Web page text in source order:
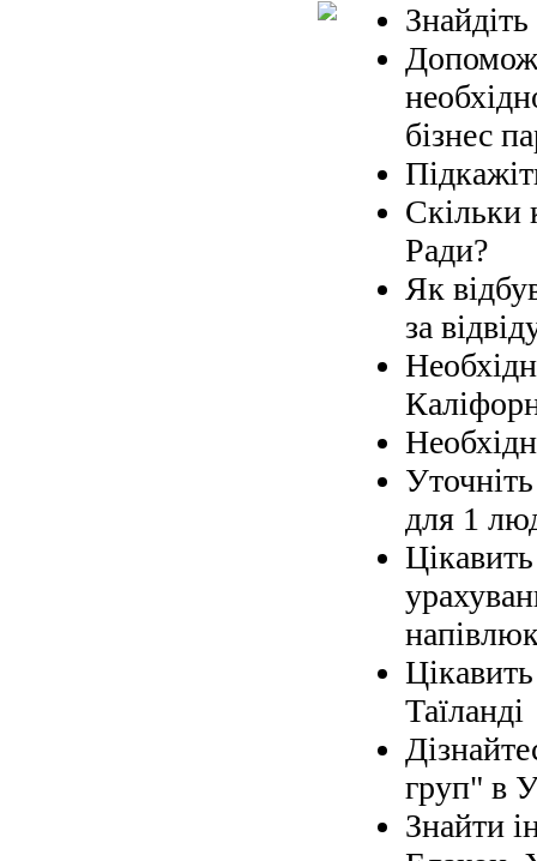
бізнес
Скільки
Ради?
Як
за
для 1
Таїланді
груп" в
Знайти